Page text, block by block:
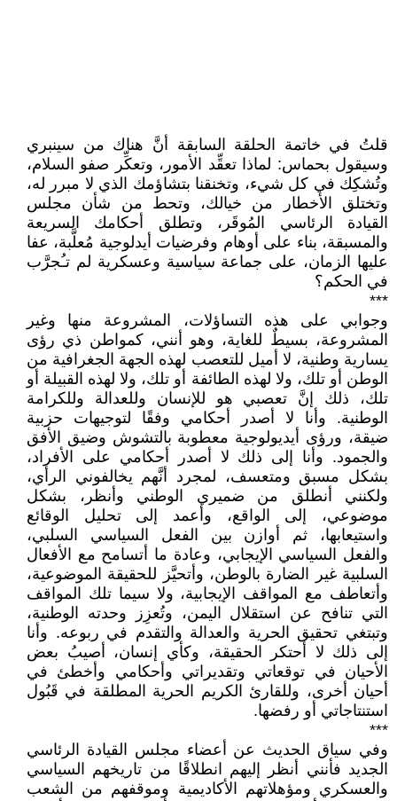
قلتُ في خاتمة الحلقة السابقة أنَّ هناك من سينبري
وسيقول بحماس: لماذا تعقِّد الأمور، وتعكِّر صفو السلام،
وتُشكِك في كل شيء، وتخنقنا بتشاؤمك الذي لا مبرر له،
وتختلق الأخطار من خيالك، وتحط من شأن مجلس
القيادة الرئاسي المُوقَر، وتطلق أحكامك السريعة
والمسبقة، بناء على أوهام وفرضيات أيدلوجية مُعلَّبة، عفا
عليها الزمان، على جماعة سياسية وعسكرية لم تـُجرَّب
في الحكم؟
***
وجوابي على هذه التساؤلات، المشروعة منها وغير
المشروعة، بسيطٌ للغاية، وهو أنني، كمواطن ذي رؤى
يسارية وطنية، لا أميل للتعصب لهذه الجهة الجغرافية من
الوطن أو تلك، ولا لهذه الطائفة أو تلك، ولا لهذه القبيلة أو
تلك، ذلك إنَّ تعصبي هو للإنسان وللعدالة وللكرامة
الوطنية. وأنا لا أصدر أحكامي وفقًا لتوجيهات حزبية
ضيقة، ورؤى أيديولوجية معطوبة بالتشوش وضيق الأفق
والجمود. وأنا إلى ذلك لا أصدر أحكامي على الأفراد،
بشكل مسبق ومتعسف، لمجرد أنَّهم يخالفوني الرأي،
ولكنني أنطلق من ضميري الوطني وأنظر، بشكل
موضوعي، إلى الواقع، وأعمد إلى تحليل الوقائع
واستيعابها، ثم أوازن بين الفعل السياسي السلبي،
والفعل السياسي الإيجابي، وعادة ما أتسامح مع الأفعال
السلبية غير الضارة بالوطن، وأتحيَّز للحقيقة الموضوعية،
وأتعاطف مع المواقف الإيجابية، ولا سيما تلك المواقف
التي تنافح عن استقلال اليمن، وتُعزِز وحدته الوطنية،
وتبتغي تحقيق الحرية والعدالة والتقدم في ربوعه. وأنا
إلى ذلك لا أحتكر الحقيقة، وكأي إنسان، أصيبُ بعض
الأحيان في توقعاتي وتقديراتي وأحكامي وأخطئ في
أحيان أخرى، وللقارئ الكريم الحرية المطلقة في قَبُول
استنتاجاتي أو رفضها.
***
وفي سياق الحديث عن أعضاء مجلس القيادة الرئاسي
الجديد فأنني أنظر إليهم انطلاقًا من تاريخهم السياسي
والعسكري ومؤهلاتهم الأكاديمية وموقفهم من الشعب